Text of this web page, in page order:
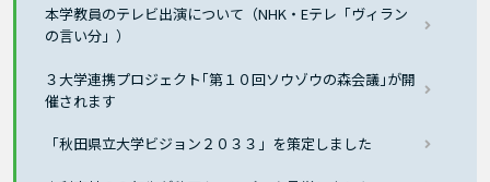
本学教員のテレビ出演について（NHK・Eテレ「ヴィラン
の言い分」）
３大学連携プロジェクト｢第１０回ソウゾウの森会議｣が開
催されます
「秋田県立大学ビジョン２０３３」を策定しました